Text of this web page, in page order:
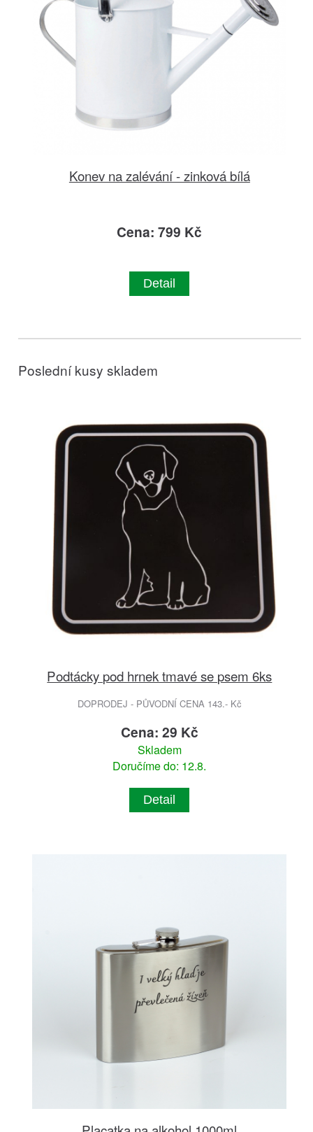
Konev na zalévání - zinková bílá
Cena: 799 Kč
Detail
Poslední kusy skladem
Podtácky pod hrnek tmavé se psem 6ks
DOPRODEJ - PŮVODNÍ CENA 143.- Kč
Cena: 29 Kč
Skladem
Doručíme do: 12.8.
Detail